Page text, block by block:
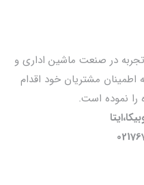
یدک با بیش از 10 سال تجربه در صنعت ماشین اداری و
مشتریان خود اقدام
را نموده است.